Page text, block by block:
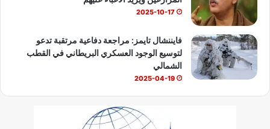
2025-10-17
فايننشال تايمز: مراجعة دفاعية مرتقبة تدعو
لتوسيع الوجود العسكري البريطاني في القطب
الشمالي
2025-04-19